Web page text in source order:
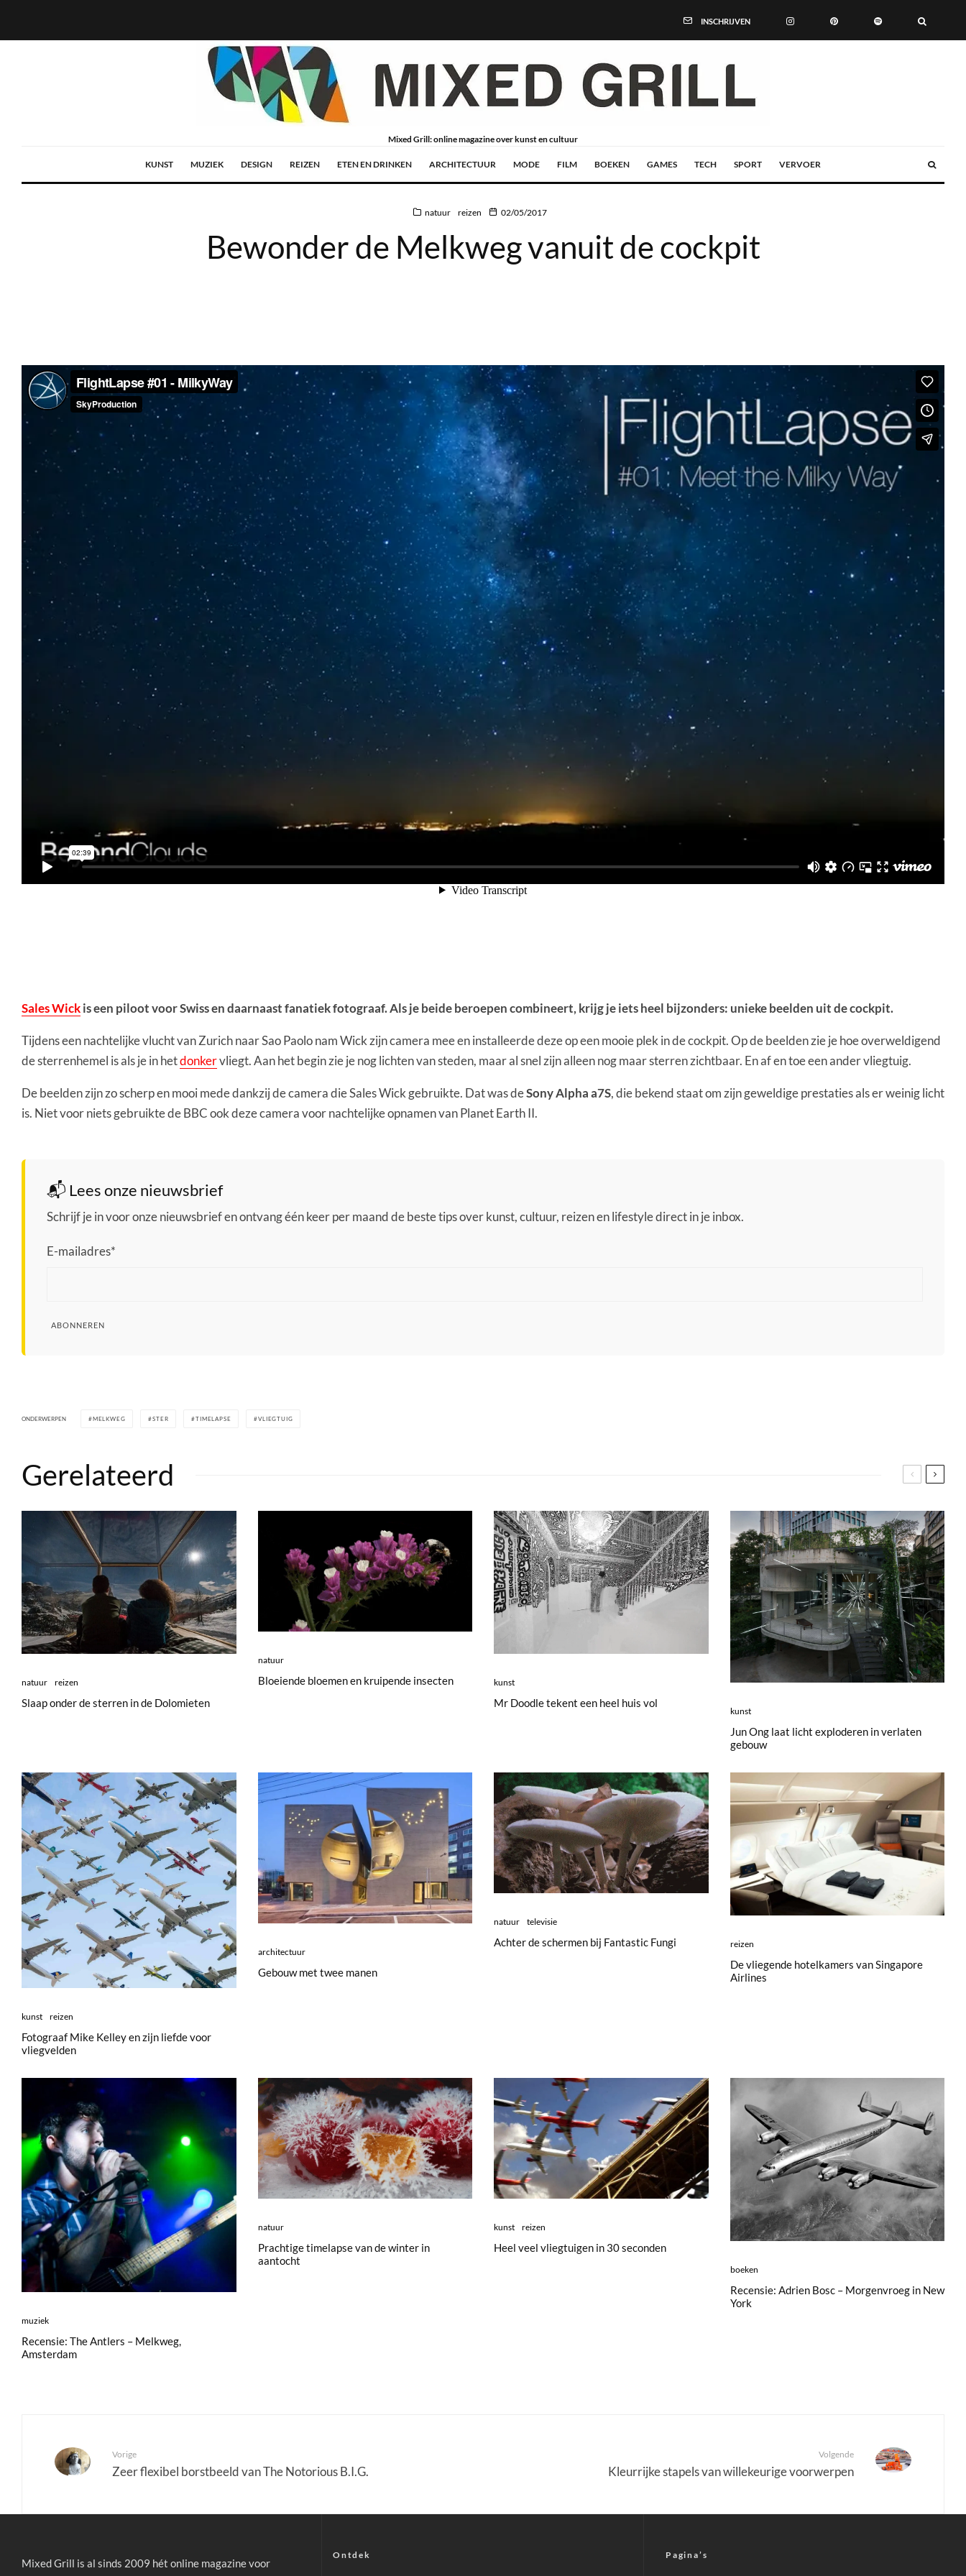
INSCHRIJVEN
Mixed Grill: online magazine over kunst en cultuur
KUNST MUZIEK DESIGN REIZEN ETEN EN DRINKEN ARCHITECTUUR MODE FILM BOEKEN GAMES TECH SPORT VERVOER
natuur reizen 02/05/2017
Bewonder de Melkweg vanuit de cockpit
Sales Wickis een piloot voor Swiss en daarnaast fanatiek fotograaf. Als je beide beroepen combineert, krijg je iets heel bijzonders: unieke beelden uit de cockpit.
Tijdens een nachtelijke vlucht van Zurich naar Sao Paolo nam Wick zijn camera mee en installeerde deze op een mooie plek in de cockpit. Op de beelden zie je hoe overweldigend
de sterrenhemel is als je in hetdonkervliegt. Aan het begin zie je nog lichten van steden, maar al snel zijn alleen nog maar sterren zichtbaar. En af en toe een ander vliegtuig.
De beelden zijn zo scherp en mooi mede dankzij de camera die Sales Wick gebruikte. Dat was deSony Alpha a7S,die bekend staat om zijn geweldige prestaties als er weinig licht
is. Niet voor niets gebruikte de BBC ook deze camera voor nachtelijke opnamen van Planet Earth II.
📬 Lees onze nieuwsbrief
Schrijf je in voor onze nieuwsbrief en ontvang één keer per maand de beste tips over kunst, cultuur, reizen en lifestyle direct in je inbox.
E-mailadres*
ABONNEREN
ONDERWERPEN MELKWEG STER TIMELAPSE VLIEGTUIG
Gerelateerd
natuur reizen
Slaap onder de sterren in de Dolomieten
natuur
Bloeiende bloemen en kruipende insecten kunst
Mr Doodle tekent een heel huis vol
kunst
Jun Ong laat licht exploderen in verlaten
gebouw
kunst reizen
Fotograaf Mike Kelley en zijn liefde voor
vliegvelden
architectuur
Gebouw met twee manen
natuur televisie
Achter de schermen bij Fantastic Fungi reizen
De vliegende hotelkamers van Singapore
Airlines
muziek
Recensie: The Antlers – Melkweg,
Amsterdam
natuur
Prachtige timelapse van de winter in
aantocht
kunst reizen
Heel veel vliegtuigen in 30 seconden
boeken
Recensie: Adrien Bosc – Morgenvroeg in New
York
Vorige
Zeer flexibel borstbeeld van The Notorious B.I.G.
Volgende
Kleurrijke stapels van willekeurige voorwerpen
Mixed Grill is al sinds 2009 hét online magazine voor
Ontdek Pagina’s